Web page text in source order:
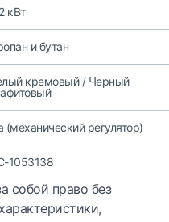
кВт
и бутан
кремовый / Черный
(механический регулятор)
1053138
собой право без